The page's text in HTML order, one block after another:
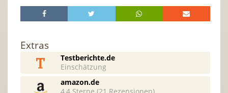
Extras
Testberichte.de
Einschätzung
amazon.de